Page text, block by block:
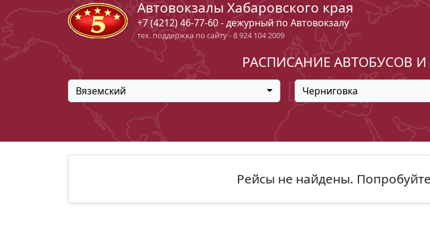
Автовокзалы Хабаровского края
+7 (4212) 46-77-60 - дежурный по Автовокзалу
тех. поддержка по сайту - 8 924 104 2009
РАСПИСАНИЕ АВТОБУСОВ
Вяземский
Черниговка
Рейсы не найдены.